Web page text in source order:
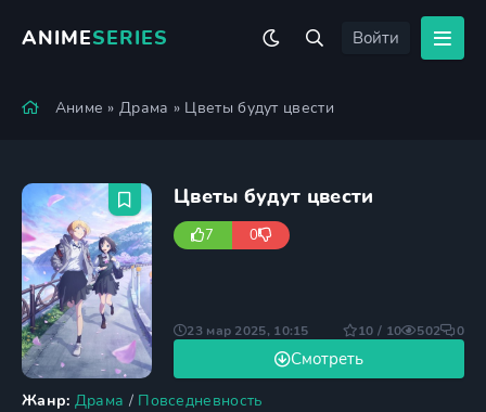
ANIMESERIES Войти
Аниме »Драма » Цветы будут цвести
Цветы будут цвести
7 0
Жанр: Драма / Повседневность
Смотреть
23 мар 2025, 10:15 10 / 10 502 0